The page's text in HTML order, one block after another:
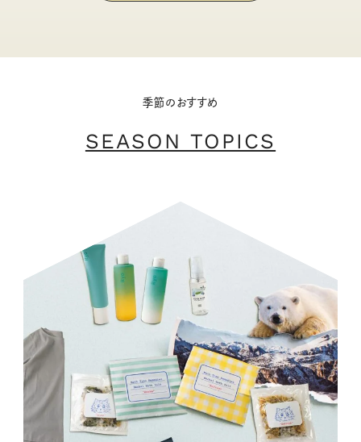
季節のおすすめ
SEASON TOPICS